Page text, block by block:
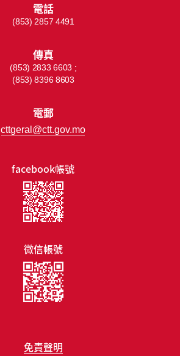
免責聲明
facebook帳號
微信帳號
電話
(853) 2857 4491
傳真
(853) 2833 6603 ;
(853) 8396 8603
電郵
cttgeral@ctt.gov.mo